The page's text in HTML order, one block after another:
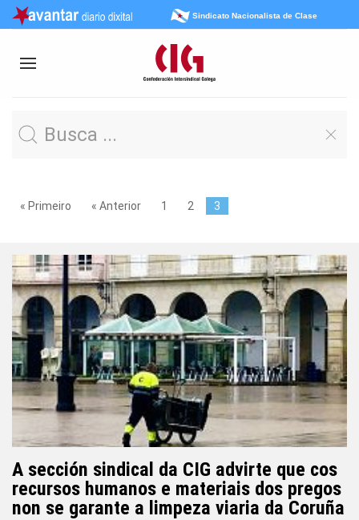
Sindicato Nacionalista de Clase
« Primeiro « Anterior 1 2 3
A sección sindical da CIG advirte que cos
recursos humanos e materiais dos pregos
non se garante a limpeza viaria da Coruña